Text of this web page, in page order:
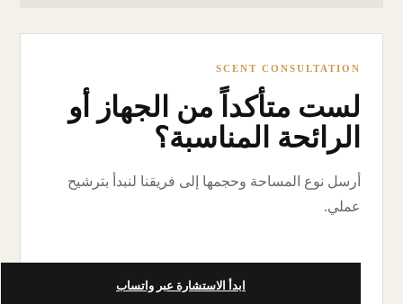
SCENT CONSULTATION
لست متأكداً من الجهاز أو
الرائحة المناسبة؟
أرسل نوع المساحة وحجمها إلى فريقنا لنبدأ بترشيح
عملي.
ابدأ الاستشارة عبر واتساب